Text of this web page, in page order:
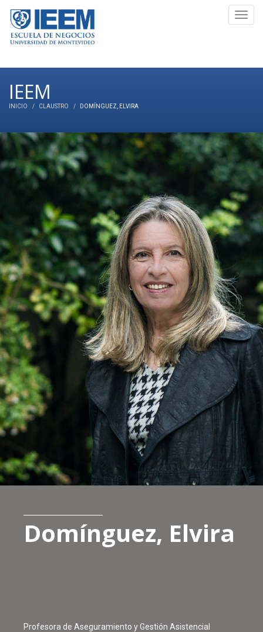
IEEM
INICIO CLAUSTRO DOMÍNGUEZ , ELVIRA
Domínguez, Elvira
Profesora de Aseguramiento y Gestión Asistencial